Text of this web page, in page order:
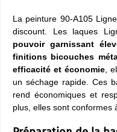
La peinture 90-A105
discount. Les laques
pouvoir garnissant
finitions bicouches
efficacité et économie ,
un séchage rapide. Ces
rend économiques et
plus, elles sont conformes